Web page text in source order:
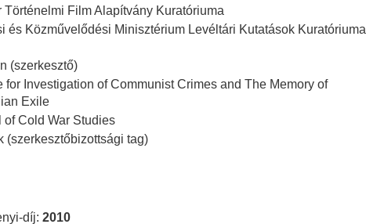
Történelmi Film Alapítvány Kuratóriuma
és Közművelődési Minisztérium Levéltári Kutatások Kuratóriuma
(szerkesztő)
for Investigation of Communist Crimes and The Memory of
Exile
of Cold War Studies
(szerkesztőbizottsági tag)
díj: 2010